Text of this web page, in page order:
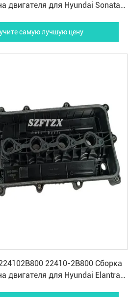
двигателя для Hyundai Sonata
самую лучшую цену
22410-2B800 Сборка
двигателя для Hyundai Elantra